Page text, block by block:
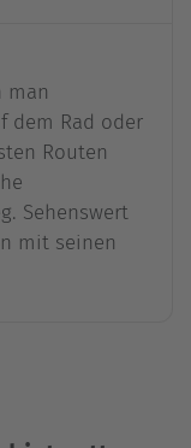
man
dem Rad oder
Routen
Sehenswert
mit seinen